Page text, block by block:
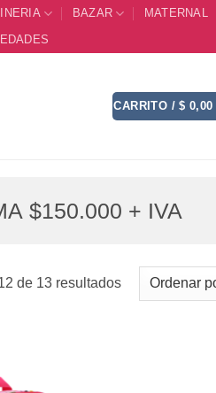
BAZAR MATERNAL
CARRITO /$ 0,00
$150.000 + IVA
de 13 resultadosOrdenado
por